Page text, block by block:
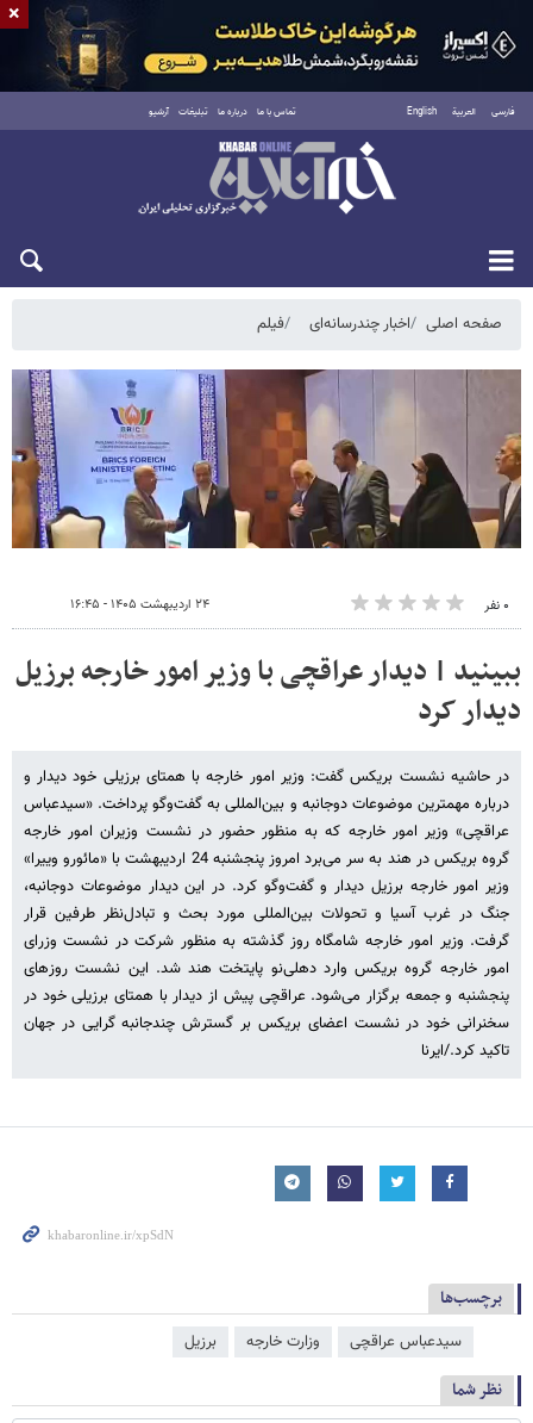
فارسی العربية English تماس با ما درباره ما تبلیغات آرشیو
شنبه ۱۷ مرداد ۱۴۰۵
صفحه اصلی اخبار چندرسانه‌ای فیلم
۰ نفر ۲۴ اردیبهشت ۱۴۰۵ - ۱۶:۴۵
ببینید | دیدار عراقچی با وزیر امور خارجه برزیل
دیدار کرد
در حاشیه نشست بریکس گفت: وزیر امور خارجه با همتای برزیلی خود دیدار و
درباره مهمترین موضوعات دوجانبه و بین‌المللی به گفت‌وگو پرداخت. «سیدعباس
عراقچی» وزیر امور خارجه که به منظور حضور در نشست وزیران امور خارجه
گروه بریکس در هند به سر می‌برد امروز پنجشنبه 24 اردیبهشت با «مائورو وییرا»
وزیر امور خارجه برزیل دیدار و گفت‌وگو کرد. در این دیدار موضوعات دوجانبه،
جنگ در غرب آسیا و تحولات بین‌المللی مورد بحث و تبادل‌نظر طرفین قرار
گرفت. وزیر امور خارجه شامگاه روز گذشته به منظور شرکت در نشست وزرای
امور خارجه گروه بریکس وارد دهلی‌نو پایتخت هند شد. این نشست روزهای
پنجشنبه و جمعه برگزار می‌شود. عراقچی پیش از دیدار با همتای برزیلی خود در
سخنرانی خود در نشست اعضای بریکس بر گسترش چندجانبه گرایی در جهان
تاکید کرد./ایرنا
برچسب‌ها
سیدعباس عراقچی وزارت خارجه برزیل
نظر شما
×